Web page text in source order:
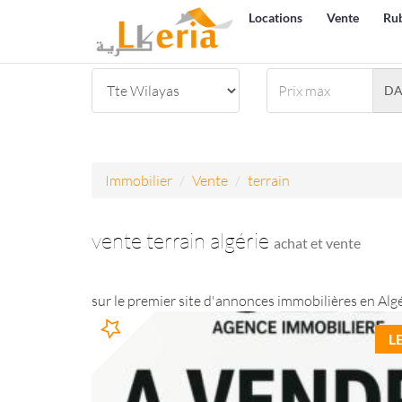
Locations Vente
DA
Immobilier Vente terrain
vente terrain algérie achat et vente
sur le premier site d'annonces immobilières en